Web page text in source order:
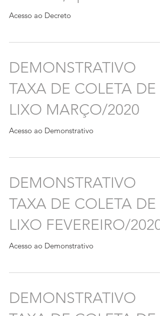
Acesso ao Decreto
DEMONSTRATIVO
TAXA DE COLETA DE
LIXO MARÇO/2020
Acesso ao Demonstrativo
DEMONSTRATIVO
TAXA DE COLETA DE
LIXO FEVEREIRO/2020
Acesso ao Demonstrativo
DEMONSTRATIVO